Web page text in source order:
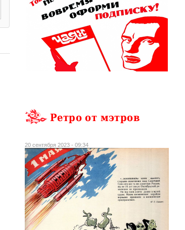
Ретро от мэтров
20 сентября 2023 - 09:34